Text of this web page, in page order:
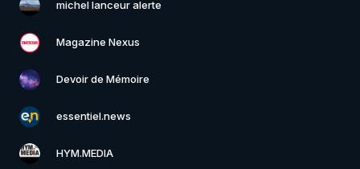
michel lanceur alerte
Magazine Nexus
Devoir de Mémoire
essentiel.news
HYM.MEDIA